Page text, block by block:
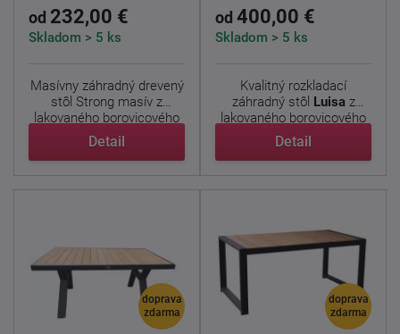
od 232,00 €
Skladom > 5 ks
Masívny záhradný drevený
stôl Strong masív z
lakovaného borovicového
...
Detail
od 400,00 €
Skladom > 5 ks
Kvalitný rozkladací
záhradný stôl Luisaz
lakovaného borovicového
...
Detail
doprava
zdarma
doprava
zdarma